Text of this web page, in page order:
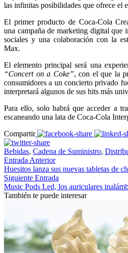
las infinitas posibilidades que ofrece el
El primer producto de Coca-Cola
una campaña de marketing digital que
sociales y una colaboración con la
Max.
El elemento principal será una
“Concert on a Coke”, con el que la
consumidores a un concierto privado
interpretará algunos de sus hits más
Para ello, solo habrá que acceder a
escaneando una lata de Coca-Cola
Compartir
Bebidas, Cadena de Suministro,
Entrada Anterior
Huesitos lanza sus nuevas tabletas de
Siguiente Entrada
Music Pods Led, los auriculares
También te puede interesar